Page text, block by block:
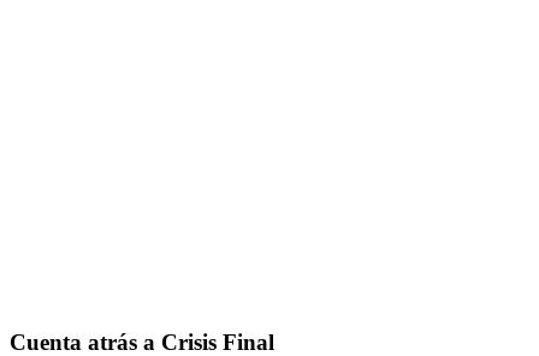
Cuenta atrás a Crisis Final